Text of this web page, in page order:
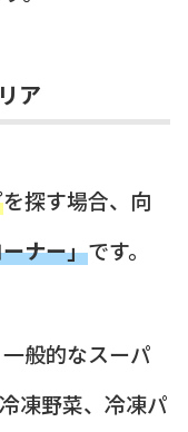
ア
を探す場合、向
ナー」です。
般的なスーパ
凍野菜、冷凍パ